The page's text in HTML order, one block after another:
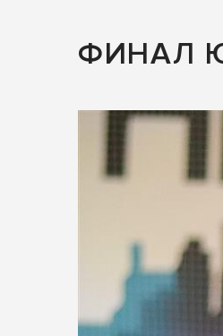
ФИНАЛ